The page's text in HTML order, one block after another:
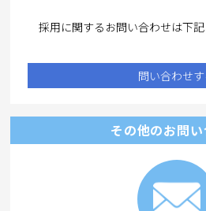
採用に関するお問い合わせは下記
問い合わせす
その他のお問